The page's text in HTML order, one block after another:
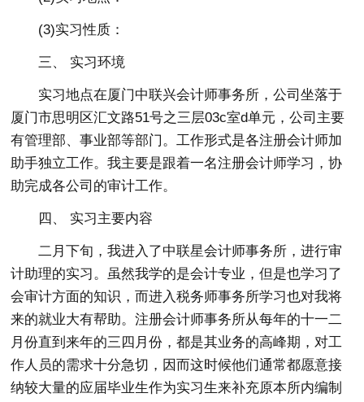
(3)实习性质：
三、 实习环境
实习地点在厦门中联兴会计师事务所，公司坐落于
厦门市思明区汇文路51号之三层03c室d单元，公司主要
有管理部、事业部等部门。工作形式是各注册会计师加
助手独立工作。我主要是跟着一名注册会计师学习，协
助完成各公司的审计工作。
四、 实习主要内容
二月下旬，我进入了中联星会计师事务所，进行审
计助理的实习。虽然我学的是会计专业，但是也学习了
会审计方面的知识，而进入税务师事务所学习也对我将
来的就业大有帮助。注册会计师事务所从每年的十一二
月份直到来年的三四月份，都是其业务的高峰期，对工
作人员的需求十分急切，因而这时候他们通常都愿意接
纳较大量的应届毕业生作为实习生来补充原本所内编制